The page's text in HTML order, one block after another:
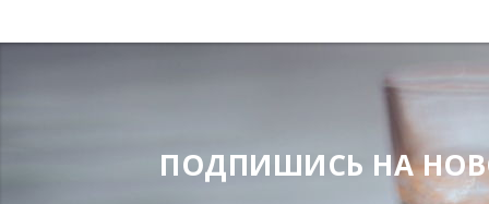
ПОДПИШИСЬ НА